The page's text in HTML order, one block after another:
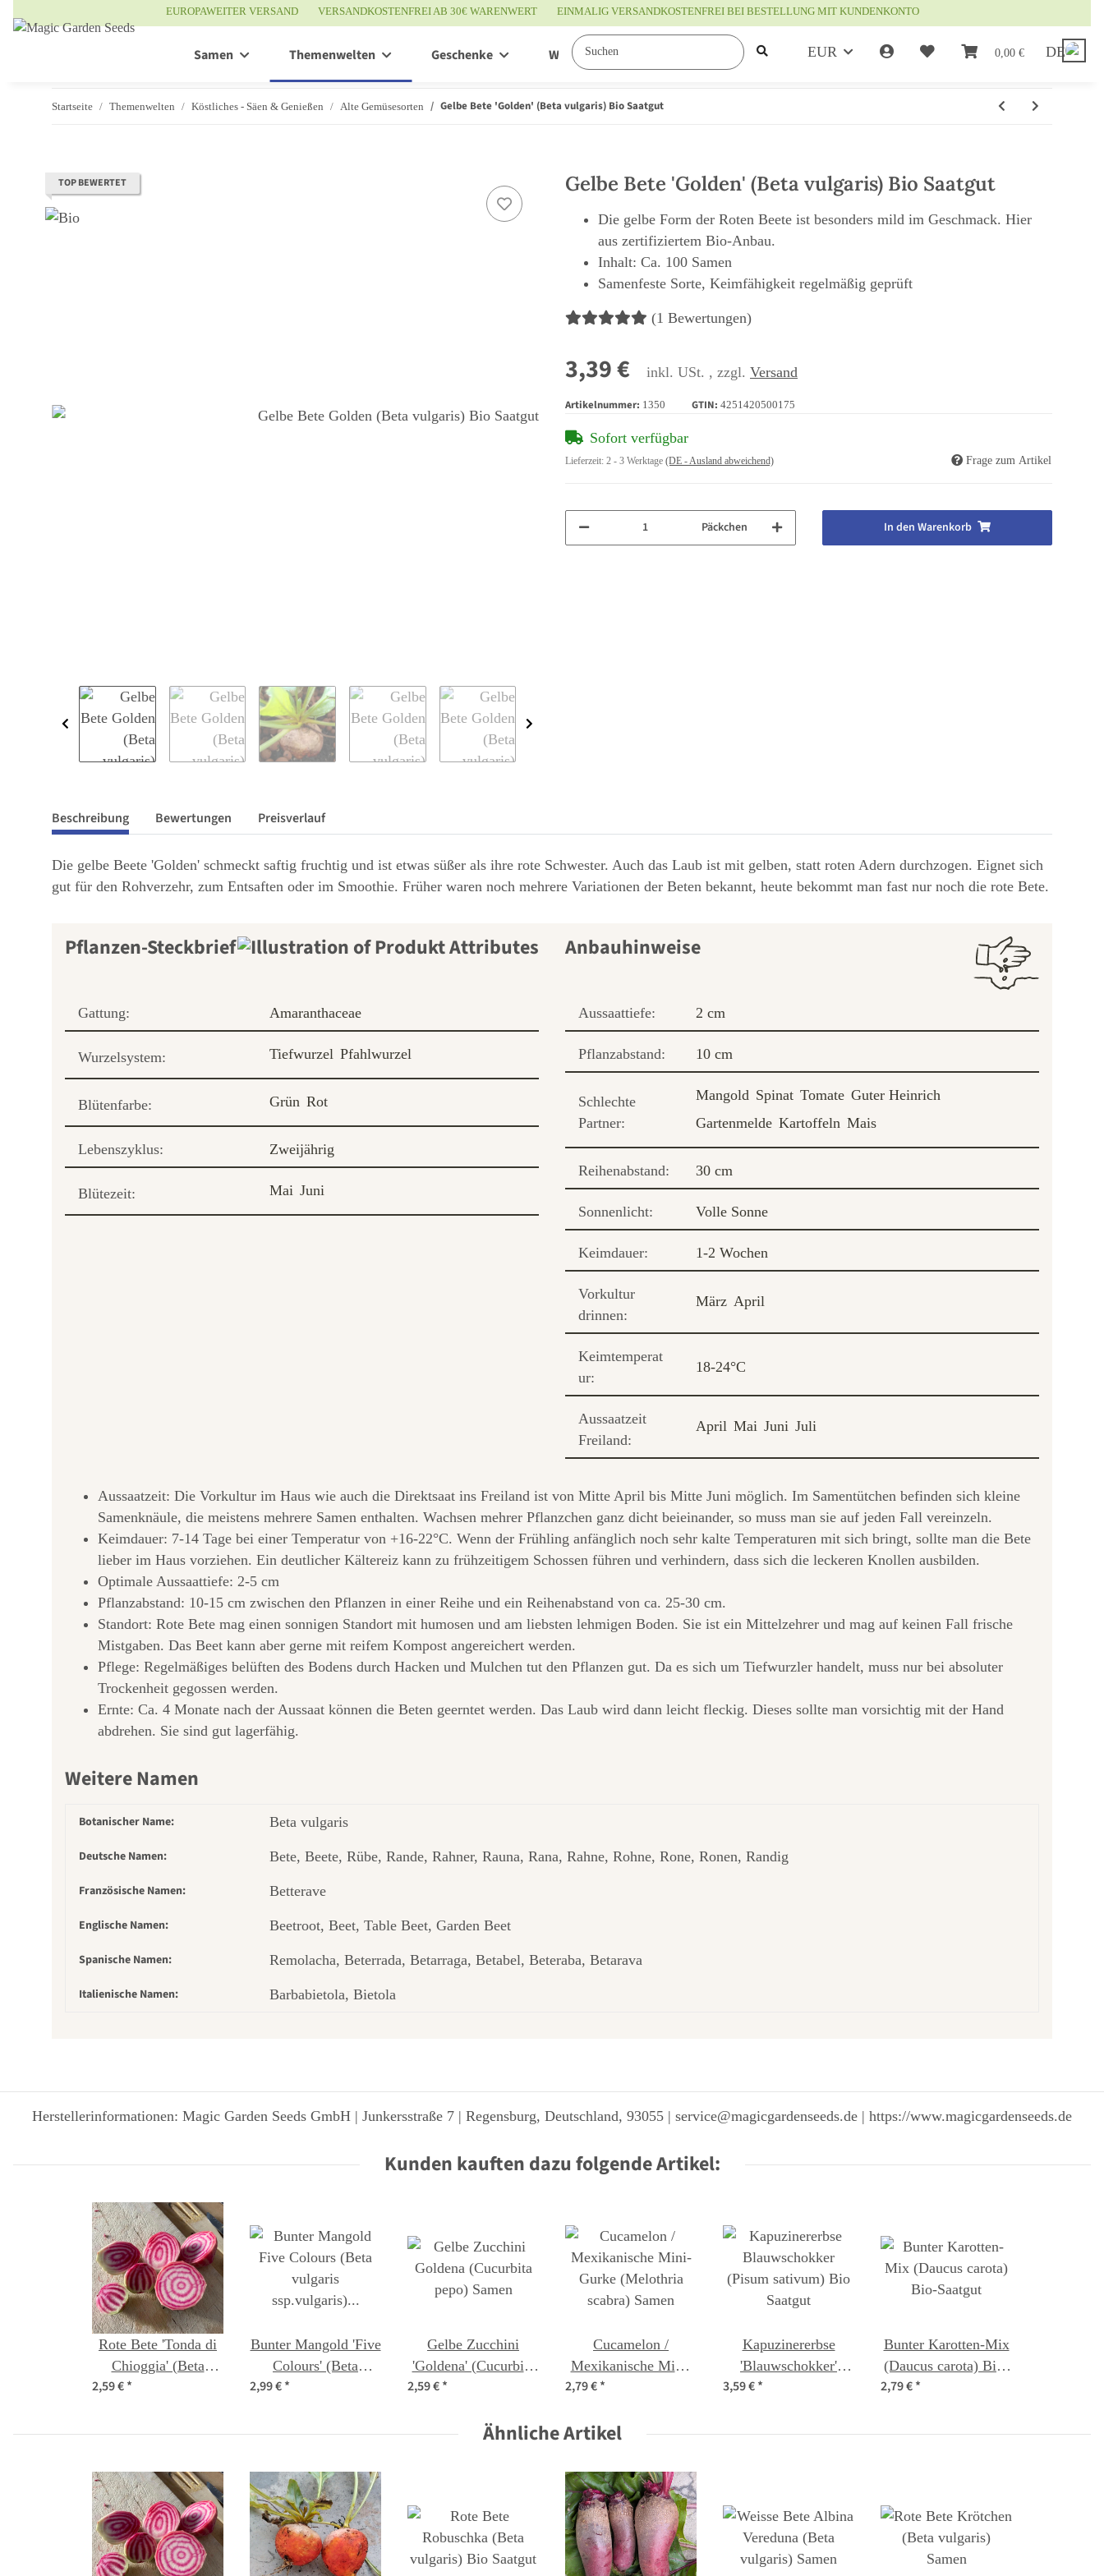
EUROPAWEITER VERSAND VERSANDKOSTENFREI AB 30€ WARENWERT EINMALIG VERSANDKOSTENFREI BEI BESTELLUNG MIT KUNDENKONTO
EUR 0,00 € DE
Samen Themenwelten Geschenke Wissenswertes
Startseite Themenwelten Köstliches - Säen & Genießen Alte Gemüsesorten Gelbe Bete 'Golden' (Beta vulgaris) Bio Saatgut
TOP BEWERTET Gelbe Bete 'Golden' (Beta vulgaris) Bio Saatgut
Die gelbe Form der Roten Beete ist besonders mild im Geschmack. Hier
aus zertifiziertem Bio-Anbau.
Inhalt: Ca. 100 Samen
Samenfeste Sorte, Keimfähigkeit regelmäßig geprüft
(1 Bewertungen)
3,39 € inkl. USt. , zzgl. Versand
Artikelnummer: 1350 GTIN: 4251420500175
Sofort verfügbar
Lieferzeit: 2 - 3 Werktage (DE - Ausland abweichend) Frage zum Artikel
Päckchen In den Warenkorb
Beschreibung Bewertungen Preisverlauf
Die gelbe Beete 'Golden' schmeckt saftig fruchtig und ist etwas süßer als ihre rote Schwester. Auch das Laub ist mit gelben, statt roten Adern durchzogen. Eignet sich
gut für den Rohverzehr, zum Entsaften oder im Smoothie. Früher waren noch mehrere Variationen der Beten bekannt, heute bekommt man fast nur noch die rote Bete.
Pflanzen-Steckbrief
Gattung: Amaranthaceae
Wurzelsystem: Tiefwurzel Pfahlwurzel
Blütenfarbe: Grün Rot
Lebenszyklus: Zweijährig
Blütezeit: Mai Juni
Anbauhinweise
Aussaattiefe: 2 cm
Pflanzabstand: 10 cm
Schlechte
Partner:
Mangold Spinat Tomate Guter Heinrich
Gartenmelde Kartoffeln Mais
Reihenabstand: 30 cm
Sonnenlicht: Volle Sonne
Keimdauer: 1-2 Wochen
Vorkultur
drinnen:
März April
Keimtemperat
ur:
18-24°C
Aussaatzeit
Freiland:
April Mai Juni Juli
Aussaatzeit: Die Vorkultur im Haus wie auch die Direktsaat ins Freiland ist von Mitte April bis Mitte Juni möglich. Im Samentütchen befinden sich kleine
Samenknäule, die meistens mehrere Samen enthalten. Wachsen mehrer Pflanzchen ganz dicht beieinander, so muss man sie auf jeden Fall vereinzeln.
Keimdauer: 7-14 Tage bei einer Temperatur von +16-22°C. Wenn der Frühling anfänglich noch sehr kalte Temperaturen mit sich bringt, sollte man die Bete
lieber im Haus vorziehen. Ein deutlicher Kältereiz kann zu frühzeitigem Schossen führen und verhindern, dass sich die leckeren Knollen ausbilden.
Optimale Aussaattiefe: 2-5 cm
Pflanzabstand: 10-15 cm zwischen den Pflanzen in einer Reihe und ein Reihenabstand von ca. 25-30 cm.
Standort: Rote Bete mag einen sonnigen Standort mit humosen und am liebsten lehmigen Boden. Sie ist ein Mittelzehrer und mag auf keinen Fall frische
Mistgaben. Das Beet kann aber gerne mit reifem Kompost angereichert werden.
Pflege: Regelmäßiges belüften des Bodens durch Hacken und Mulchen tut den Pflanzen gut. Da es sich um Tiefwurzler handelt, muss nur bei absoluter
Trockenheit gegossen werden.
Ernte: Ca. 4 Monate nach der Aussaat können die Beten geerntet werden. Das Laub wird dann leicht fleckig. Dieses sollte man vorsichtig mit der Hand
abdrehen. Sie sind gut lagerfähig.
Weitere Namen
Botanischer Name: Beta vulgaris
Deutsche Namen: Bete, Beete, Rübe, Rande, Rahner, Rauna, Rana, Rahne, Rohne, Rone, Ronen, Randig
Französische Namen: Betterave
Englische Namen: Beetroot, Beet, Table Beet, Garden Beet
Spanische Namen: Remolacha, Beterrada, Betarraga, Betabel, Beteraba, Betarava
Italienische Namen: Barbabietola, Bietola
Herstellerinformationen: Magic Garden Seeds GmbH | Junkersstraße 7 | Regensburg, Deutschland, 93055 | service@magicgardenseeds.de | https://www.magicgardenseeds.de
Kunden kauften dazu folgende Artikel:
Rote Bete 'Tonda di
Chioggia' (Beta
vulgaris) Bio Saatgut
2,59 €*
Bunter Mangold 'Five
Colours' (Beta
vulgaris ssp.vulgaris)
2,99 €*
Gelbe Zucchini
'Goldena' (Cucurbita
pepo) Samen
2,59 €*
Cucamelon /
Mexikanische Mini-
Gurke (Melothria
2,79 €*
Kapuzinererbse
'Blauwschokker'
(Pisum sativum) Bio
3,59 €*
Bunter Karotten-Mix
(Daucus carota) Bio-
2,79 €*
Ähnliche Artikel